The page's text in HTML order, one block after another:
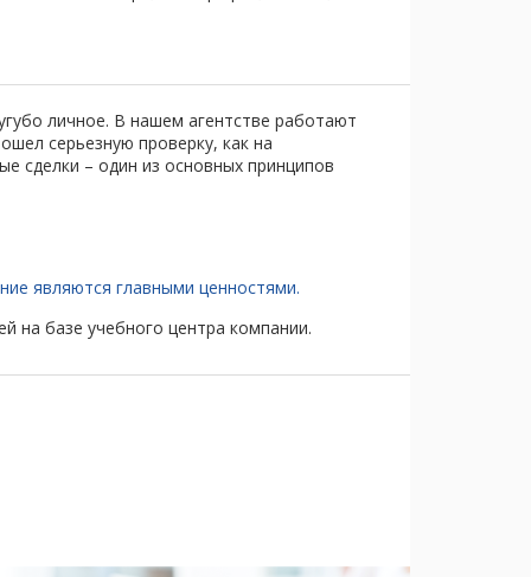
личное. В нашем агентстве работают
серьезную проверку, как на
сделки – один из основных принципов
являются главными ценностями.
на базе учебного центра компании.